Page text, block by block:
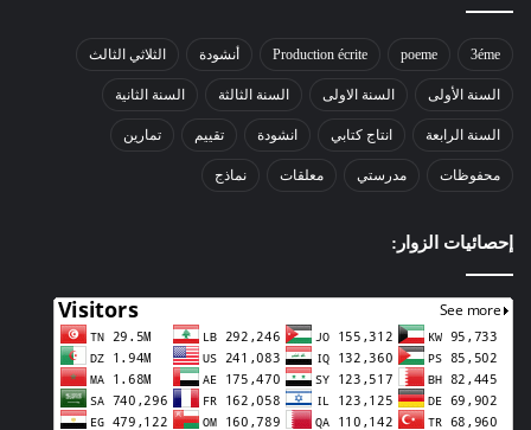
3éme
poeme
Production écrite أنشودة الثلاثي الثالث
السنة الأولى السنة الاولى السنة الثالثة السنة الثانية
السنة الرابعة انتاج كتابي انشودة تقييم تمارين
محفوظات مدرستي معلقات نماذج
إحصائيات الزوار: